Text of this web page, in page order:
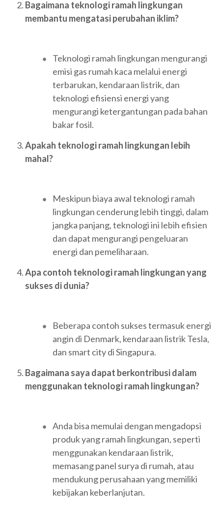
Bagaimana teknologi ramah lingkungan
membantu mengatasi perubahan iklim?
Teknologi ramah lingkungan mengurangi
emisi gas rumah kaca melalui energi
terbarukan, kendaraan listrik, dan
teknologi efisiensi energi yang
mengurangi ketergantungan pada bahan
bakar fosil.
Apakah teknologi ramah lingkungan lebih
mahal?
Meskipun biaya awal teknologi ramah
lingkungan cenderung lebih tinggi, dalam
jangka panjang, teknologi ini lebih efisien
dan dapat mengurangi pengeluaran
energi dan pemeliharaan.
Apa contoh teknologi ramah lingkungan yang
sukses di dunia?
Beberapa contoh sukses termasuk energi
angin di Denmark, kendaraan listrik Tesla,
dan smart city di Singapura.
Bagaimana saya dapat berkontribusi dalam
menggunakan teknologi ramah lingkungan?
Anda bisa memulai dengan mengadopsi
produk yang ramah lingkungan, seperti
menggunakan kendaraan listrik,
memasang panel surya di rumah, atau
mendukung perusahaan yang memiliki
kebijakan keberlanjutan.